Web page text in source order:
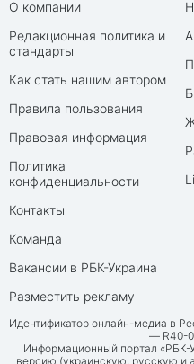
О компании
Редакционная политика и
стандарты
Как стать нашим автором
Правила пользования
Правовая информация
Политика
конфиденциальности
Контакты
Команда
Вакансии в РБК-Украина
Разместить рекламу
Идентификатор онлайн-медиа в
— R40-
Информационный портал «РБК-
версию (украинскую, русскую и